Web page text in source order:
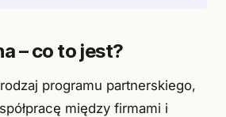
– co to jest?
programu partnerskiego,
między firmami i